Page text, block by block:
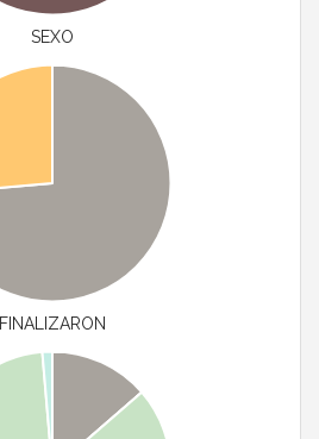
SEXO
FINALIZARON